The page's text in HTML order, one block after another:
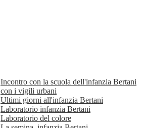
Incontro con la scuola dell'infanzia Bertani
con i vigili urbani
Ultimi giorni all'infanzia Bertani
Laboratorio infanzia Bertani
Laboratorio del colore